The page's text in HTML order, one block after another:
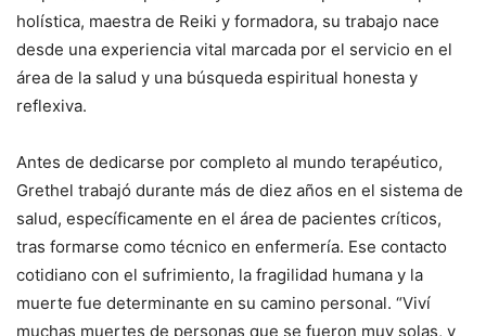
holística, maestra de Reiki y formadora, su trabajo nace
desde una experiencia vital marcada por el servicio en el
área de la salud y una búsqueda espiritual honesta y
reflexiva.
Antes de dedicarse por completo al mundo terapéutico,
Grethel trabajó durante más de diez años en el sistema de
salud, específicamente en el área de pacientes críticos,
tras formarse como técnico en enfermería. Ese contacto
cotidiano con el sufrimiento, la fragilidad humana y la
muerte fue determinante en su camino personal. “Viví
muchas muertes de personas que se fueron muy solas, y